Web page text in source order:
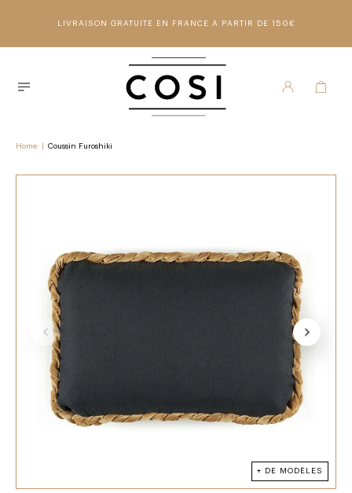
LIVRAISON GRATUITE EN FRANCE À PARTIR DE 150€
Home Coussin Furoshiki
+ DE MODÈLES